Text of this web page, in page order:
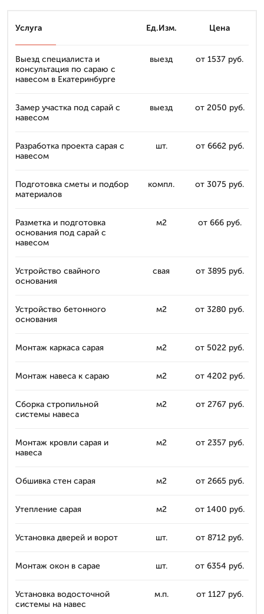
Услуга Ед.Изм. Цена
Выезд специалиста и
консультация по сараю с
навесом в Екатеринбурге
выезд от 1537 руб.
Замер участка под сарай с
навесом
выезд от 2050 руб.
Разработка проекта сарая с
навесом
шт. от 6662 руб.
Подготовка сметы и подбор
материалов
компл. от 3075 руб.
Разметка и подготовка
основания под сарай с
навесом
м2 от 666 руб.
Устройство свайного
основания
свая от 3895 руб.
Устройство бетонного
основания
м2 от 3280 руб.
Монтаж каркаса сарая м2 от 5022 руб.
Монтаж навеса к сараю м2 от 4202 руб.
Сборка стропильной
системы навеса
м2 от 2767 руб.
Монтаж кровли сарая и
навеса
м2 от 2357 руб.
Обшивка стен сарая м2 от 2665 руб.
Утепление сарая м2 от 1400 руб.
Установка дверей и ворот шт. от 8712 руб.
Монтаж окон в сарае шт. от 6354 руб.
Установка водосточной
системы на навес
м.п. от 1127 руб.